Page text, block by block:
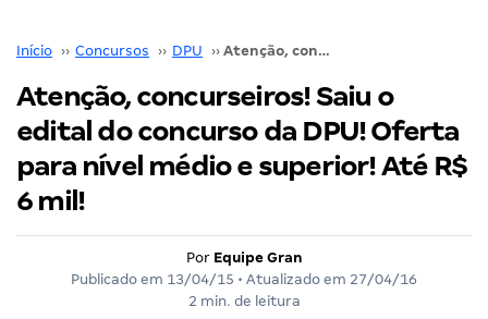
Início ›› Concursos ›› DPU ›› Atenção, concurseiros! Saiu o edital do concurso da DPU! Oferta para nível médio e superior! Até R$ 6 mil!
Atenção, concurseiros! Saiu o
edital do concurso da DPU! Oferta
para nível médio e superior! Até R$
6 mil!
Por Equipe Gran
Publicado em 13/04/15 • Atualizado em 27/04/16
2 min. de leitura